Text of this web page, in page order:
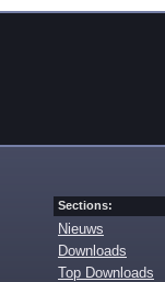
Sections:
Nieuws
Downloads
Top Downloads